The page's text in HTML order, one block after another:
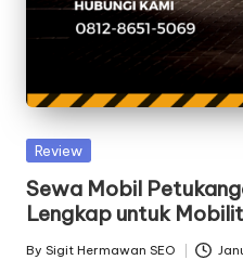
Posted
Review
Sewa Mobil
Lengkap untuk
Posted
By Sigit Hermawan SEO